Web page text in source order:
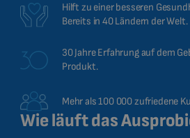
Hilft zu einer besseren
Bereits in 40 Ländern der Welt.
30 Jahre Erfahrung auf dem
Produkt.
Mehr als 100 000 zufriedene
Wie läuft das